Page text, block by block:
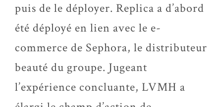
puis de le déployer. Replica a d’abord
été déployé en lien avec le e-
commerce de Sephora, le distributeur
beauté du groupe. Jugeant
l’expérience concluante, LVMH a